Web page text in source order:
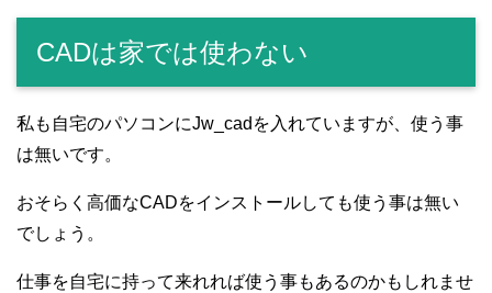
CADは家では使わない
私も自宅のパソコンにJw_cadを入れていますが、使う事
は無いです。
おそらく高価なCADをインストールしても使う事は無い
でしょう。
仕事を自宅に持って来れれば使う事もあるのかもしれませ